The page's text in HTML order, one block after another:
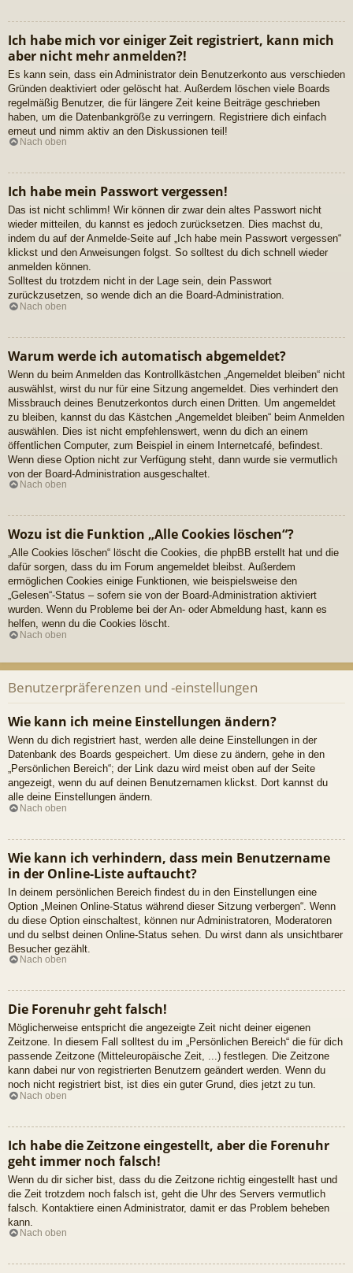
Ich habe mich vor einiger Zeit registriert, kann mich
aber nicht mehr anmelden?!
Es kann sein, dass ein Administrator dein Benutzerkonto aus verschieden
Gründen deaktiviert oder gelöscht hat. Außerdem löschen viele Boards
regelmäßig Benutzer, die für längere Zeit keine Beiträge geschrieben
haben, um die Datenbankgröße zu verringern. Registriere dich einfach
erneut und nimm aktiv an den Diskussionen teil!
Nach oben
Ich habe mein Passwort vergessen!
Das ist nicht schlimm! Wir können dir zwar dein altes Passwort nicht
wieder mitteilen, du kannst es jedoch zurücksetzen. Dies machst du,
indem du auf der Anmelde-Seite auf „Ich habe mein Passwort vergessen“
klickst und den Anweisungen folgst. So solltest du dich schnell wieder
anmelden können.
Solltest du trotzdem nicht in der Lage sein, dein Passwort
zurückzusetzen, so wende dich an die Board-Administration.
Nach oben
Warum werde ich automatisch abgemeldet?
Wenn du beim Anmelden das Kontrollkästchen „Angemeldet bleiben“ nicht
auswählst, wirst du nur für eine Sitzung angemeldet. Dies verhindert den
Missbrauch deines Benutzerkontos durch einen Dritten. Um angemeldet
zu bleiben, kannst du das Kästchen „Angemeldet bleiben“ beim Anmelden
auswählen. Dies ist nicht empfehlenswert, wenn du dich an einem
öffentlichen Computer, zum Beispiel in einem Internetcafé, befindest.
Wenn diese Option nicht zur Verfügung steht, dann wurde sie vermutlich
von der Board-Administration ausgeschaltet.
Nach oben
Wozu ist die Funktion „Alle Cookies löschen“?
„Alle Cookies löschen“ löscht die Cookies, die phpBB erstellt hat und die
dafür sorgen, dass du im Forum angemeldet bleibst. Außerdem
ermöglichen Cookies einige Funktionen, wie beispielsweise den
„Gelesen“-Status – sofern sie von der Board-Administration aktiviert
wurden. Wenn du Probleme bei der An- oder Abmeldung hast, kann es
helfen, wenn du die Cookies löscht.
Nach oben
Benutzerpräferenzen und -einstellungen
Wie kann ich meine Einstellungen ändern?
Wenn du dich registriert hast, werden alle deine Einstellungen in der
Datenbank des Boards gespeichert. Um diese zu ändern, gehe in den
„Persönlichen Bereich“; der Link dazu wird meist oben auf der Seite
angezeigt, wenn du auf deinen Benutzernamen klickst. Dort kannst du
alle deine Einstellungen ändern.
Nach oben
Wie kann ich verhindern, dass mein Benutzername
in der Online-Liste auftaucht?
In deinem persönlichen Bereich findest du in den Einstellungen eine
Option „Meinen Online-Status während dieser Sitzung verbergen“. Wenn
du diese Option einschaltest, können nur Administratoren, Moderatoren
und du selbst deinen Online-Status sehen. Du wirst dann als unsichtbarer
Besucher gezählt.
Nach oben
Die Forenuhr geht falsch!
Möglicherweise entspricht die angezeigte Zeit nicht deiner eigenen
Zeitzone. In diesem Fall solltest du im „Persönlichen Bereich“ die für dich
passende Zeitzone (Mitteleuropäische Zeit, ...) festlegen. Die Zeitzone
kann dabei nur von registrierten Benutzern geändert werden. Wenn du
noch nicht registriert bist, ist dies ein guter Grund, dies jetzt zu tun.
Nach oben
Ich habe die Zeitzone eingestellt, aber die Forenuhr
geht immer noch falsch!
Wenn du dir sicher bist, dass du die Zeitzone richtig eingestellt hast und
die Zeit trotzdem noch falsch ist, geht die Uhr des Servers vermutlich
falsch. Kontaktiere einen Administrator, damit er das Problem beheben
kann.
Nach oben